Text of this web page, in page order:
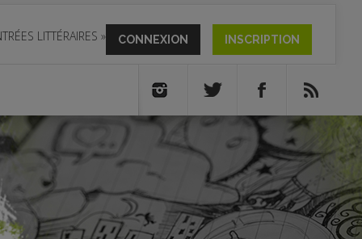
LITTÉRAIRES » CONNEXION INSCRIPTION